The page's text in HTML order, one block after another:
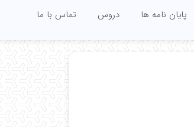
پایان نامه ها دروس تماس با ما